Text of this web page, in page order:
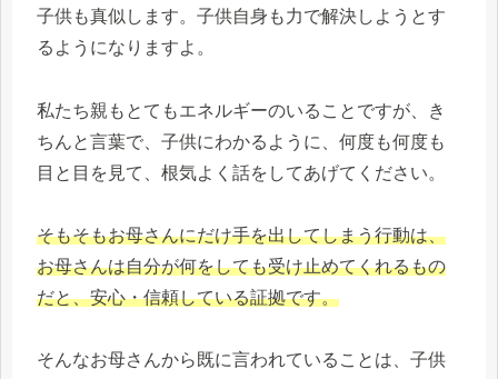
子供も真似します。子供自身も力で解決しようとす
るようになりますよ。
私たち親もとてもエネルギーのいることですが、き
ちんと言葉で、子供にわかるように、何度も何度も
目と目を見て、根気よく話をしてあげてください。
そもそもお母さんにだけ手を出してしまう行動は、
お母さんは自分が何をしても受け止めてくれるもの
だと、安心・信頼している証拠です。
そんなお母さんから既に言われていることは、子供